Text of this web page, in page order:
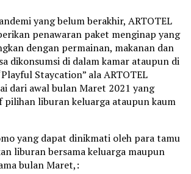
yang belum berakhir, ARTOTEL
penawaran paket menginap yang
dengan permainan, makanan dan
dikonsumsi di dalam kamar ataupun di
Staycation” ala ARTOTEL
dari awal bulan Maret 2021 yang
liburan keluarga ataupun kaum
yang dapat dinikmati oleh para tamu
liburan bersama keluarga maupun
bulan Maret,: